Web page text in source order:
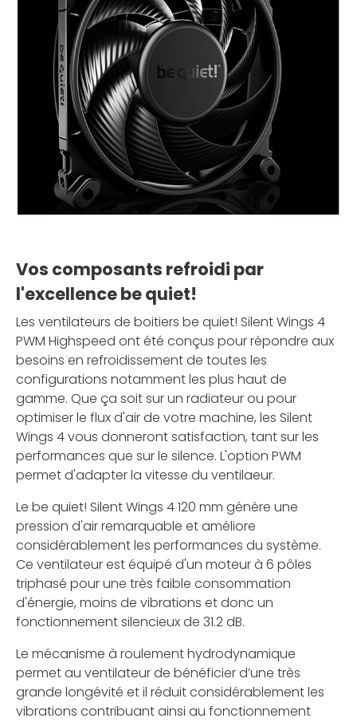
Vos composants refroidi par
l'excellence be quiet!
Les ventilateurs de boitiers be quiet! Silent Wings 4
PWM Highspeed ont été conçus pour répondre aux
besoins en refroidissement de toutes les
configurations notamment les plus haut de
gamme. Que ça soit sur un radiateur ou pour
optimiser le flux d'air de votre machine, les Silent
Wings 4 vous donneront satisfaction, tant sur les
performances que sur le silence. L'option PWM
permet d'adapter la vitesse du ventilaeur.
Le be quiet! Silent Wings 4 120 mm génère une
pression d'air remarquable et améliore
considérablement les performances du système.
Ce ventilateur est équipé d'un moteur à 6 pôles
triphasé pour une très faible consommation
d'énergie, moins de vibrations et donc un
fonctionnement silencieux de 31.2 dB.
Le mécanisme à roulement hydrodynamique
permet au ventilateur de bénéficier d’une très
grande longévité et il réduit considérablement les
vibrations contribuant ainsi au fonctionnement